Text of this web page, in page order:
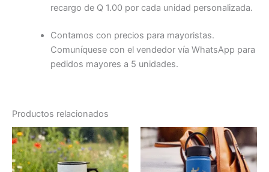
recargo de Q 1.00 por cada unidad personalizada.
Contamos con precios para mayoristas.
Comuníquese con el vendedor vía WhatsApp para
pedidos mayores a 5 unidades.
Productos relacionados